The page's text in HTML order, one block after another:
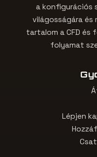
a konfigurációs
világosságára és
tartalom a CFD és
folyamat
Lépjen